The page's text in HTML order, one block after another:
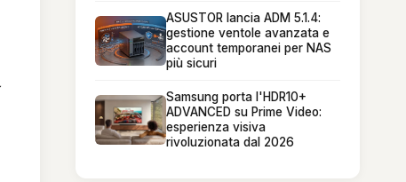
ASUSTOR lancia ADM 5.1.4:
gestione ventole avanzata e
account temporanei per NAS
più sicuri
Samsung porta l'HDR10+
ADVANCED su Prime Video:
esperienza visiva
rivoluzionata dal 2026